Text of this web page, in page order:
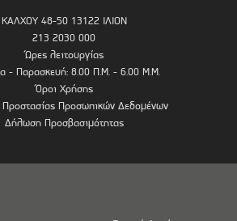
ΚΑΛΧΟΥ 48-50 13122 ΙΛΙΟΝ
213 2030 000
Ώρες λειτουργίας
- Παρασκευή: 8.00 Π.Μ. - 6.00 Μ.Μ.
Όροι Χρήσης
Προστασίας Προσωπικών Δεδομένων
Δήλωση Προσβασιμότητας